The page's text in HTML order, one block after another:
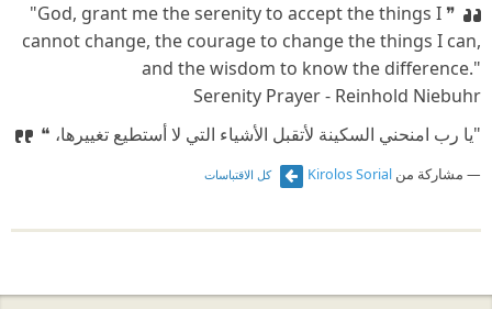
❞ ⁠‪"God, grant me the serenity to accept the things I
cannot change, the courage to change the things I can,
and the wisdom to know the difference."
‪Serenity Prayer - Reinhold Niebuhr
⁠‫‏"يا رب امنحني السكينة لأتقبل الأشياء التي لا أستطيع تغييرها، ❝
مشاركة من Kirolos Sorial كل الاقتباسات